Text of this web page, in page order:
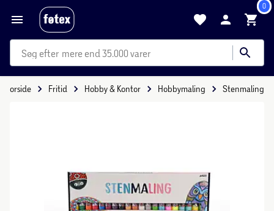
0
mere end 35.000 varer
Forside Fritid Hobby & Kontor Hobbymaling Stenmaling